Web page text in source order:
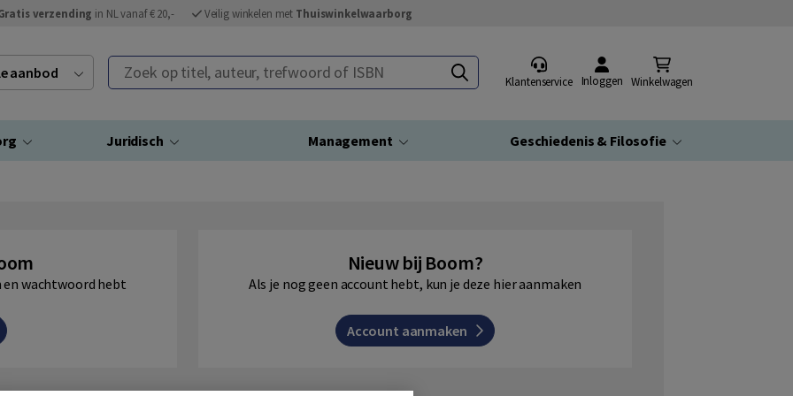
verzending in NL vanaf € 20,- Veilig winkelen met Thuiswinkelwaarborg
aanbod Zoek op titel, auteur, trefwoord of ISBN
Klantenservice Inloggen Winkelwagen
Juridisch Management Geschiedenis & Filosofie
en wachtwoord hebt
Nieuw bij Boom?
Als je nog geen account hebt, kun je deze hier aanmaken
Account aanmaken